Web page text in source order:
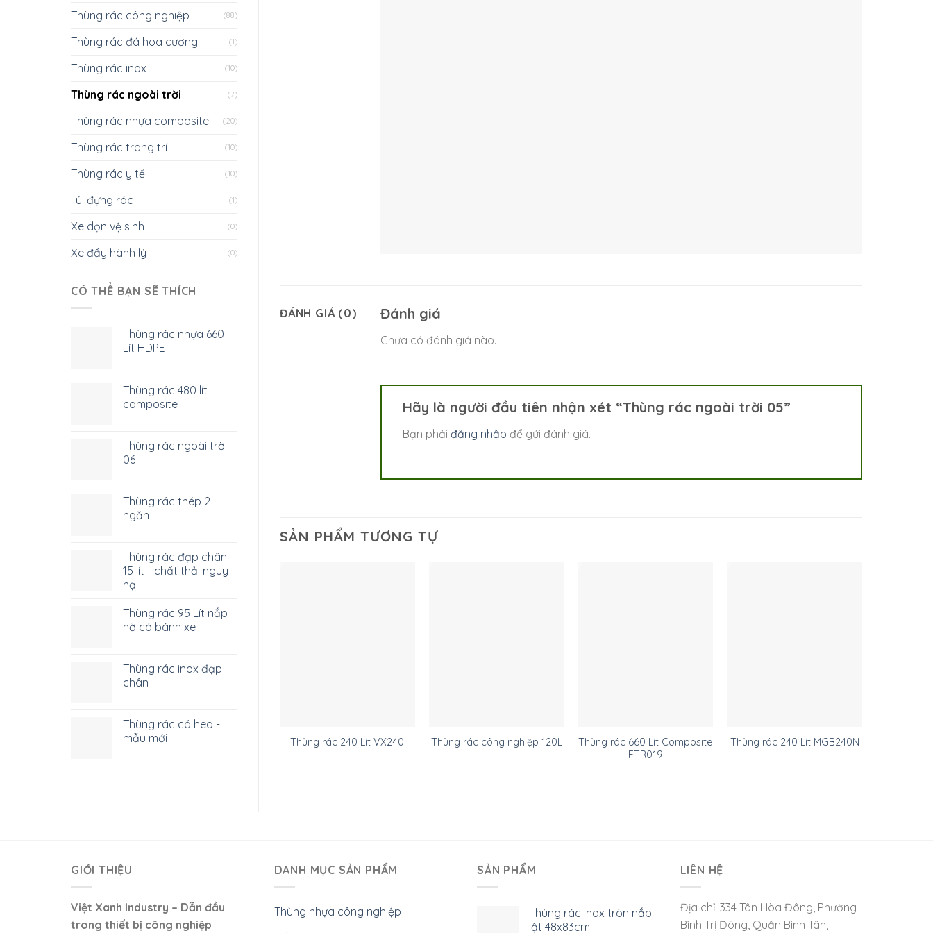
Thùng rác công nghiệp (88)
Thùng rác đá hoa cương (1)
Thùng rác inox (10)
Thùng rác ngoài trời (7)
Thùng rác nhựa composite (20)
Thùng rác trang trí (10)
Thùng rác y tế (10)
Túi đựng rác (1)
Xe dọn vệ sinh (0)
Xe đẩy hành lý (0)
CÓ THỂ BẠN SẼ THÍCH
Thùng rác nhựa 660
Lít HDPE
Thùng rác 480 lít
composite
Thùng rác ngoài trời
06
Thùng rác thép 2
ngăn
Thùng rác đạp chân
15 lít - chất thải nguy
hại
Thùng rác 95 Lít nắp
hở có bánh xe
Thùng rác inox đạp
chân
Thùng rác cá heo -
mẫu mới
ĐÁNH GIÁ (0) Đánh giá
Chưa có đánh giá nào.
Hãy là người đầu tiên nhận xét “Thùng rác ngoài trời 05”
Bạn phải đăng nhập để gửi đánh giá.
SẢN PHẨM TƯƠNG TỰ
Thùng rác 240 Lít VX240 Thùng rác công nghiệp 120L
Thùng rác 660 Lít Composite
FTR019
Thùng rác 240 Lít MGB240N
GIỚI THIỆU
Việt Xanh Industry – Dẫn đầu
trong thiết bị công nghiệp
DANH MỤC SẢN PHẨM
Thùng nhựa công nghiệp
SẢN PHẨM
Thùng rác inox tròn nắp
lật 48x83cm
LIÊN HỆ
Địa chỉ: 334 Tân Hòa Đông, Phường
Bình Trị Đông, Quận Bình Tân,